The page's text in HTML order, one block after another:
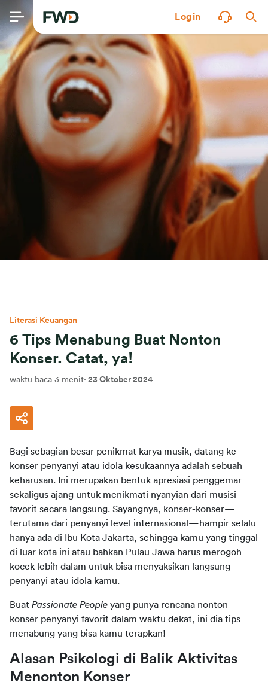
Login
Literasi Keuangan
6 Tips Menabung Buat Nonton
Konser. Catat, ya!
waktu baca 3 menit· 23 Oktober 2024
Bagi sebagian besar penikmat karya musik, datang ke
konser penyanyi atau idola kesukaannya adalah sebuah
keharusan. Ini merupakan bentuk apresiasi penggemar
sekaligus ajang untuk menikmati nyanyian dari musisi
favorit secara langsung. Sayangnya, konser-konser—
terutama dari penyanyi level internasional—hampir selalu
hanya ada di Ibu Kota Jakarta, sehingga kamu yang tinggal
di luar kota ini atau bahkan Pulau Jawa harus merogoh
kocek lebih dalam untuk bisa menyaksikan langsung
penyanyi atau idola kamu.
Buat Passionate People yang punya rencana nonton
konser penyanyi favorit dalam waktu dekat, ini dia tips
menabung yang bisa kamu terapkan!
Alasan Psikologi di Balik Aktivitas
Menonton Konser